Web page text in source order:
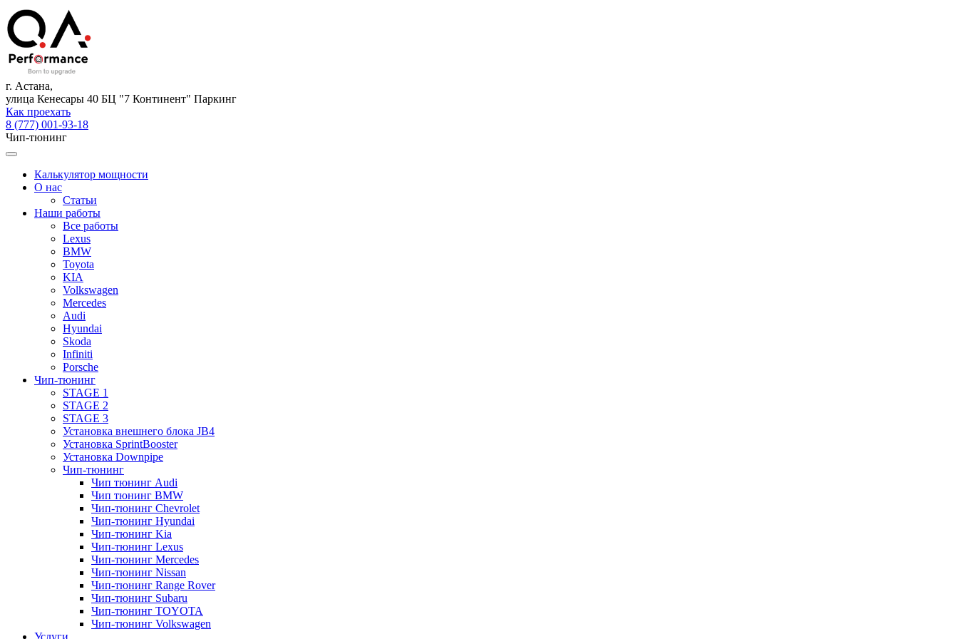
г. Астана,
улица Кенесары 40 БЦ "7 Континент" Паркинг
Как проехать
8 (777) 001-93-18
Чип-тюнинг
Калькулятор мощности
О нас
Статьи
Наши работы
Все работы
Lexus
BMW
Toyota
KIA
Volkswagen
Mercedes
Audi
Hyundai
Skoda
Infiniti
Porsche
Чип-тюнинг
STAGE 1
STAGE 2
STAGE 3
Установка внешнего блока JB4
Установка SprintBooster
Установка Downpipe
Чип-тюнинг
Чип тюнинг Audi
Чип тюнинг BMW
Чип-тюнинг Chevrolet
Чип-тюнинг Hyundai
Чип-тюнинг Kia
Чип-тюнинг Lexus
Чип-тюнинг Mercedes
Чип-тюнинг Nissan
Чип-тюнинг Range Rover
Чип-тюнинг Subaru
Чип-тюнинг TOYOTA
Чип-тюнинг Volkswagen
Услуги